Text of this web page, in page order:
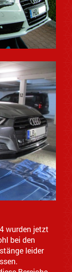
wurden jetzt
bei den
leider